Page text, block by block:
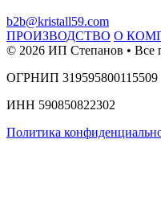
b2b@kristall59.com
ПРОИЗВОДСТВО О
© 2026 ИП Степанов • Все
ОГРНИП 319595800115509
ИНН 590850822302
Политика